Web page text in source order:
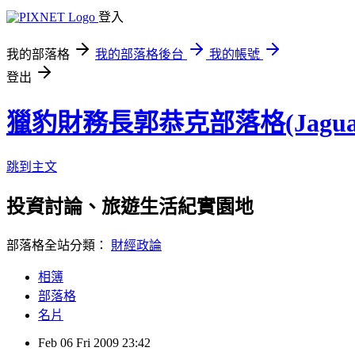
登入
我的部落格 我的部落格後台
我的帳號
登出
獵豹財務長郭恭克部落格
跳到主文
投資討論、旅遊生活紀實園地
部落格全站分類： 財經政論
相簿
部落格
名片
Feb 06 Fri 2009 23:42